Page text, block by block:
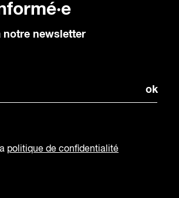
notre newsletter
politique de confidentialité